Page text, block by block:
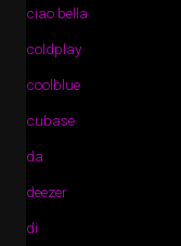
ciao bella
coldplay
coolblue
cubase
da
deezer
di